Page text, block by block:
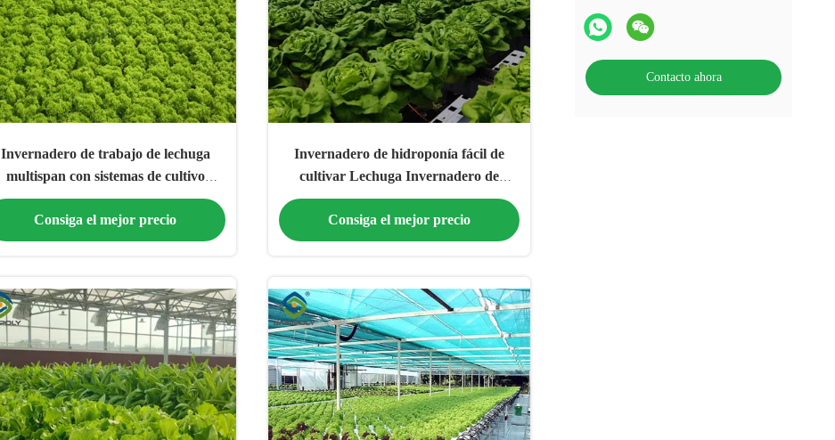
Contacto ahora
Invernadero de trabajo de lechuga
multispan con sistemas de cultivo
hidropónico NFT
Consiga el mejor precio
Invernadero de hidroponía fácil de
cultivar Lechuga Invernadero de
vegetales
Consiga el mejor precio